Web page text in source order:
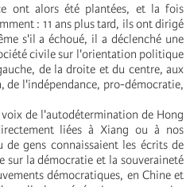
ont alors été plantées, et la fois
: 11 ans plus tard, ils ont dirigé
s'il a échoué, il a déclenché une
civile sur l'orientation politique
de la droite et du centre, aux
de l'indépendance, pro-démocratie,
de l'autodétermination de Hong
liées à Xiang ou à nos
gens connaissaient les écrits de
sur la démocratie et la souveraineté
démocratiques, en Chine et